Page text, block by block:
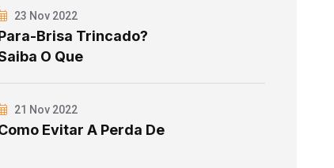
23 Nov 2022
Brisa Trincado?
O Que
21 Nov 2022
Evitar A Perda De